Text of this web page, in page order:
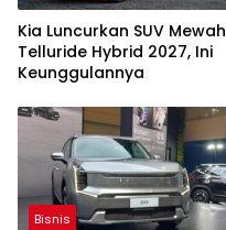
Kia Luncurkan SUV Mewah
Telluride Hybrid 2027, Ini
Keunggulannya
Bisnis